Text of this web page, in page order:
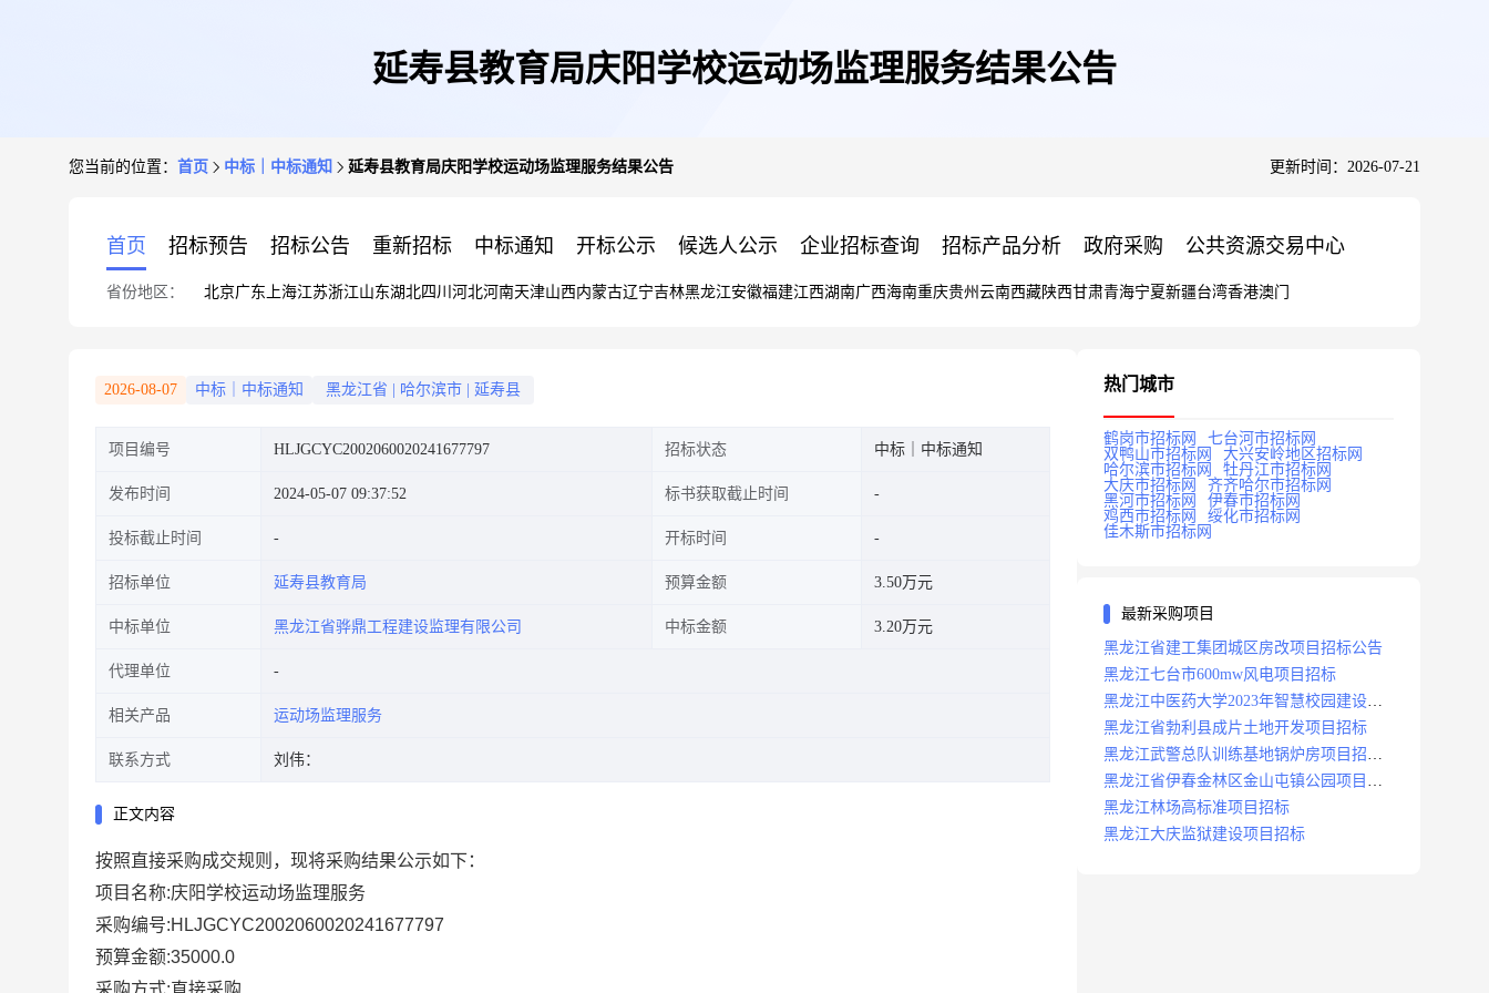
延寿县教育局庆阳学校运动场监理服务结果公告
您当前的位置： 首页 中标｜中标通知 延寿县教育局庆阳学校运动场监理服务结果公告 更新时间：2026-07-21
首页 招标预告 招标公告 重新招标 中标通知 开标公示 候选人公示 企业招标查询 招标产品分析 政府采购 公共资源交易中心
省份地区： 北京广东 上海江苏浙江山东湖北四川 河北河南天津山西内蒙古辽宁吉林黑龙江安徽福建江西湖南广西海南重庆贵州 云南西藏陕西甘肃青海宁夏新疆台湾香港澳门
2026-08-07 中标｜中标通知 黑龙江省 哈尔滨市 延寿县
项目编号 HLJGCYC2002060020241677797 招标状态 中标｜中标通知
发布时间 2024-05-07 09:37:52 标书获取截止时间
投标截止时间 开标时间
招标单位 延寿县教育局 预算金额 3.50万元
中标单位 黑龙江省骅鼎工程建设监理有限公司 中标金额 3.20万元
代理单位
相关产品 运动场监理服务
联系方式 刘伟：
正文内容
按照直接采购成交规则，现将采购结果公示如下：
项目名称:庆阳学校运动场监理服务
采购编号:HLJGCYC2002060020241677797
预算金额:35000.0
采购方式:直接采购
热门城市
鹤岗市招标网
七台河市招标网
双鸭山市招标网
大兴安岭地区招标网
哈尔滨市招标网
牡丹江市招标网
大庆市招标网
齐齐哈尔市招标网
黑河市招标网
伊春市招标网
鸡西市招标网
绥化市招标网
佳木斯市招标网
最新采购项目
黑龙江省建工集团城区房改项目招标公告
黑龙江七台市600mw风电项目招标
黑龙江中医药大学2023年智慧校园建设项
目招标公告
黑龙江省勃利县成片土地开发项目招标
黑龙江武警总队训练基地锅炉房项目招标
公示
黑龙江省伊春金林区金山屯镇公园项目招
标公告
黑龙江林场高标准项目招标
黑龙江大庆监狱建设项目招标